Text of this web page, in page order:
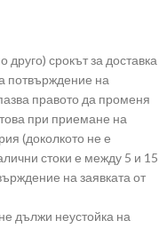
друго) срокът за доставка
потвърждение на
правото да променя
при приемане на
(доколкото не е
стоки е между 5 и 15
на заявката от
дължи неустойка на